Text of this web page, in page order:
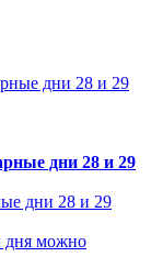
дни 28 и 29
дни 28 и 29